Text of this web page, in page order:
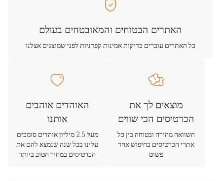
האתרים הבטוחים והמאובטחים בעולם
כל האתרים עוברים בדיקות אמינות קפדניות לפני שמוצגים אצלנו
מוצאים לך את
הכרטיסים הכי שווים
השוואה מהירה ובטוחה בין כל
אתרי הכרטיסים בחיפוש אחד
פשוט
האוהדים אוהבים
אותנו
מעל 2.5 מיליון אוהדים סומכים
עלינו בכל שנה שנמצא להם את
הכרטיסים במחיר הטוב ביותר